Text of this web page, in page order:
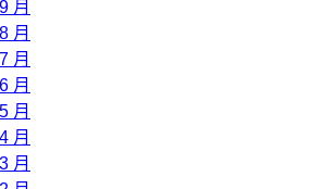
月
月
月
月
月
月
月